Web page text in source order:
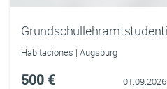
Habitaciones | Augsburg
500 € 01.09.2026